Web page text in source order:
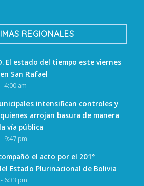
REGIONALES
El estado del tiempo este viernes
San Rafael
4:00 am
intensifican controles y
arrojan basura de manera
vía pública
9:47 pm
el acto por el 201°
Estado Plurinacional de Bolivia
6:33 pm